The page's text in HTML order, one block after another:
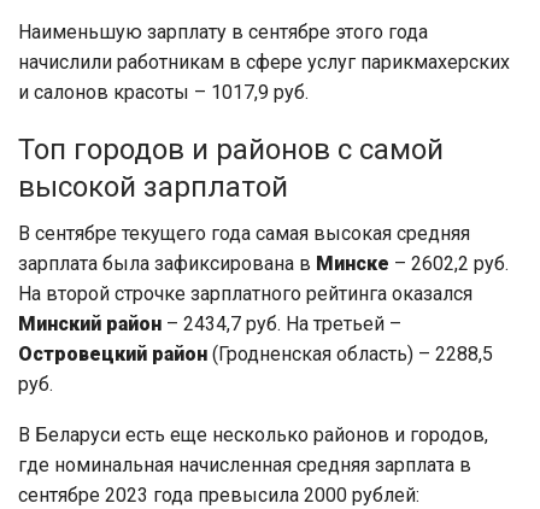
Наименьшую зарплату в сентябре этого года
начислили работникам в сфере услуг парикмахерских
и салонов красоты – 1017,9 руб.
Топ городов и районов с самой
высокой зарплатой
В сентябре текущего года самая высокая средняя
зарплата была зафиксирована в Минске – 2602,2 руб.
На второй строчке зарплатного рейтинга оказался
Минский район – 2434,7 руб. На третьей –
Островецкий район (Гродненская область) – 2288,5
руб.
В Беларуси есть еще несколько районов и городов,
где номинальная начисленная средняя зарплата в
сентябре 2023 года превысила 2000 рублей: